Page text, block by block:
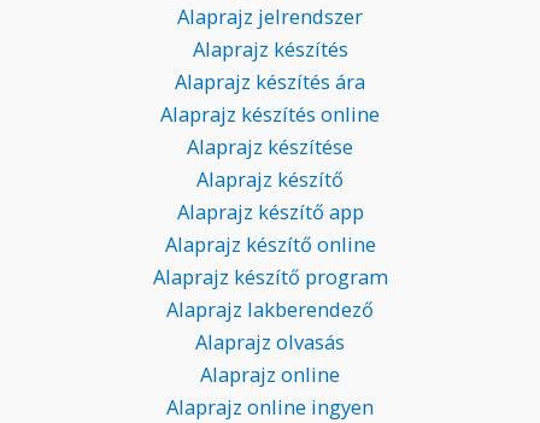
Alaprajz jelrendszer
Alaprajz készítés
Alaprajz készítés ára
Alaprajz készítés online
Alaprajz készítése
Alaprajz készítő
Alaprajz készítő app
Alaprajz készítő online
Alaprajz készítő program
Alaprajz lakberendező
Alaprajz olvasás
Alaprajz online
Alaprajz online ingyen